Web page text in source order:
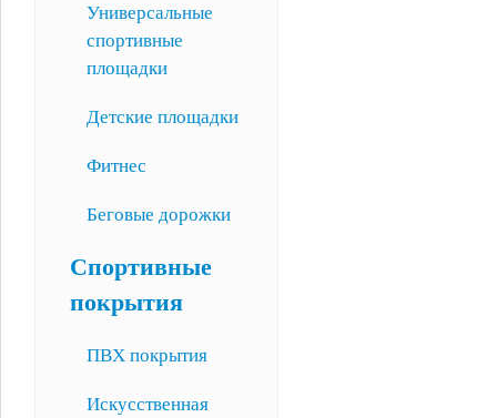
Универсальные
спортивные
площадки
Детские площадки
Фитнес
Беговые дорожки
Спортивные
покрытия
ПВХ покрытия
Искусственная